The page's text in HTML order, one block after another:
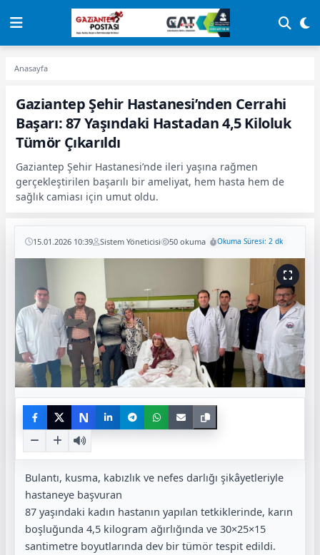
Anasayfa
Gaziantep Şehir Hastanesi’nden Cerrahi
Başarı: 87 Yaşındaki Hastadan 4,5 Kiloluk
Tümör Çıkarıldı
Gaziantep Şehir Hastanesi’nde ileri yaşına rağmen
gerçekleştirilen başarılı bir ameliyat, hem hasta hem de
sağlık camiası için umut oldu.
15.01.2026 10:39 Sistem Yöneticisi 50 okuma Okuma Süresi: 2 dk
N
Bulantı, kusma, kabızlık ve nefes darlığı şikâyetleriyle
hastaneye başvuran
87 yaşındaki kadın hastanın yapılan tetkiklerinde, karın
boşluğunda 4,5 kilogram ağırlığında ve 30×25×15
santimetre boyutlarında dev bir tümör tespit edildi.